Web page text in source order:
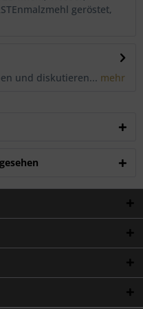
geröstet,
und diskutieren... mehr